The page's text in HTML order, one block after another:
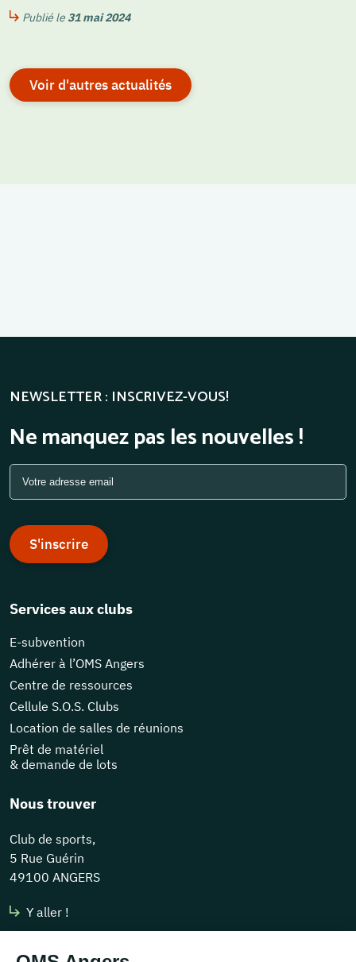
Publié le31 mai 2024
Voir d'autres actualités
NEWSLETTER : INSCRIVEZ-VOUS!
Ne manquez pas les nouvelles !
S'inscrire
Services aux clubs
E-subvention
Adhérer à l’OMS Angers
Centre de ressources
Cellule S.O.S. Clubs
Location de salles de réunions
Prêt de matériel
& demande de lots
Nous trouver
Club de sports,
5 Rue Guérin
49100 ANGERS
Y aller !
Nous contacter